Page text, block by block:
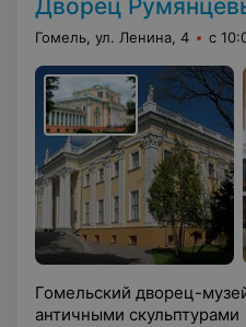
Дворец
Гомель, ул. Ленина, 4 с
Гомельский дворец-
античными скульптурами